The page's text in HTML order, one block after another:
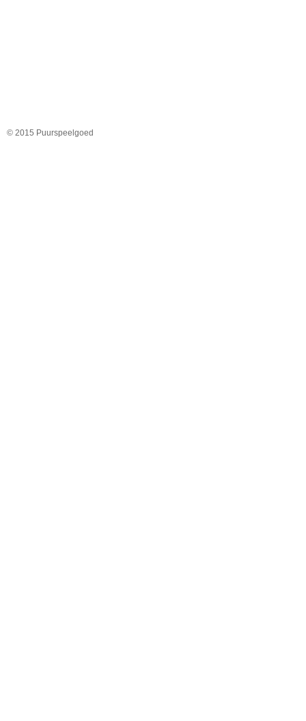
© 2015 Puurspeelgoed